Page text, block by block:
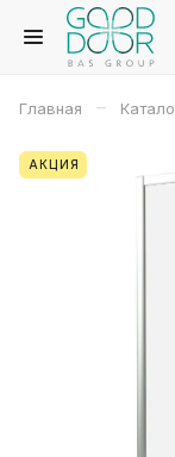
Главная –
АКЦИЯ